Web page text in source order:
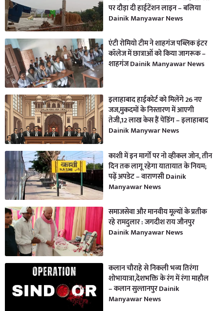
पर दौड़ा दी हाईटेंशन लाइन – बलिया
Dainik Manyawar News
एंटी रोमियो टीम ने शाहगंज पब्लिक इंटर
कॉलेज में छात्राओं को किया जागरूक –
शाहगंज Dainik Manyawar News
इलाहाबाद हाईकोर्ट को मिलेंगे 26 नए
जज,मुकदमों के निस्तारण में आएगी
तेजी,12 लाख केस हैं पेंडिंग – इलाहाबाद
Dainik Manywar News
काशी में इन मार्गों पर नो व्हीकल जोन, तीन
दिन तक लागू रहेगा यातायात के नियम;
पढ़ें अपडेट – वाराणसी Dainik
Manyawar News
समाजसेवा और मानवीय मूल्यों के प्रतीक
रहे रामदुलार : जगदीश राय जौनपुर
Dainik Manyawar News
कलान चौराहे से निकली भव्य तिरंगा
शोभायात्रा,देशभक्ति के रंग में रंगा माहौल
– कलान सुल्तानपुर Dainik
Manyawar News